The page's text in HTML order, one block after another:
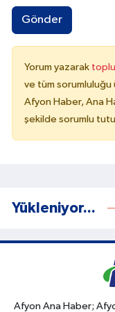
Gönder
Yorum yazarak
ve tüm sorumluluğu
Afyon Haber, Ana
şekilde sorumlu
Yükleniyor...
Afyon Ana Haber;